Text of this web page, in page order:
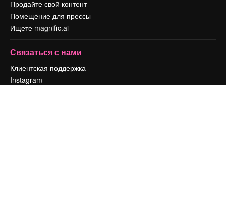
Продайте свой контент
Помещение для прессы
Ищете magnific.ai
Связаться с нами
Клиентская поддержка
Instagram